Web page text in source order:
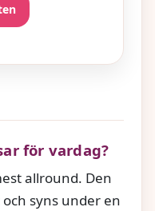
för vardag?
allround. Den
syns under en